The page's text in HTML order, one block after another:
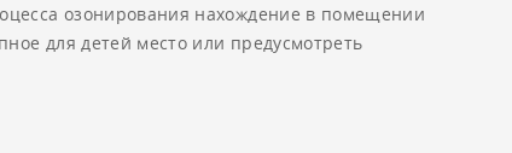
озонирования нахождение в помещении
для детей место или предусмотреть